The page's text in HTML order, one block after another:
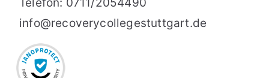
info@recoverycollegestuttgart.de